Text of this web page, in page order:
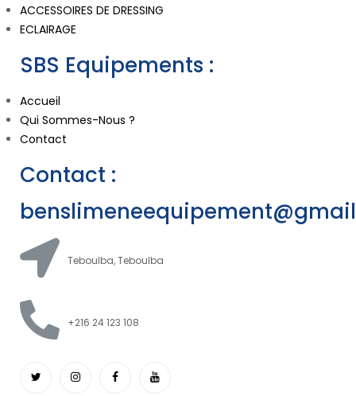
ACCESSOIRES DE DRESSING
ECLAIRAGE
SBS Equipements :
Accueil
Qui Sommes-Nous ?
Contact
Contact :
Teboulba, Teboulba
+216 24 123 108